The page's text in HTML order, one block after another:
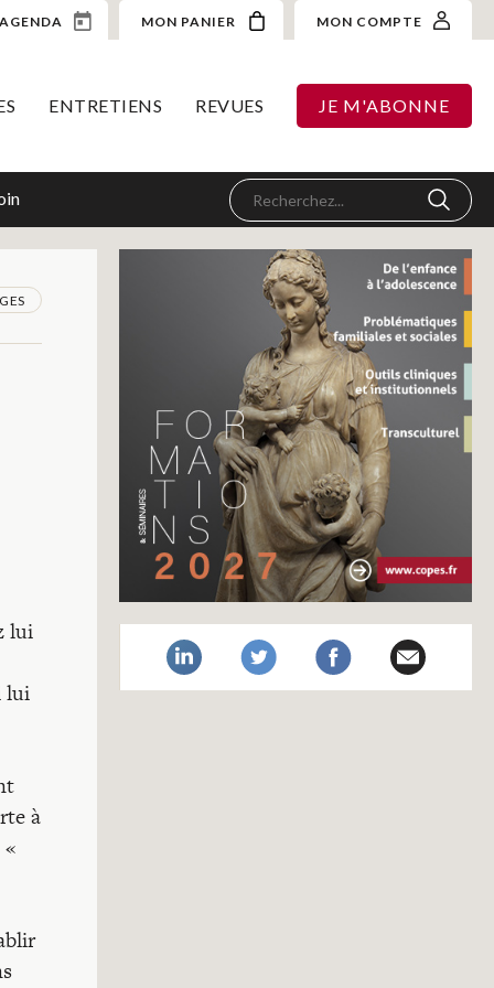
AGENDA MON PANIER MON COMPTE
ENTRETIENS REVUES JE M'ABONNE
lui
lui
à